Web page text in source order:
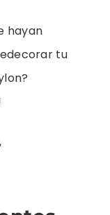
hayan
tu